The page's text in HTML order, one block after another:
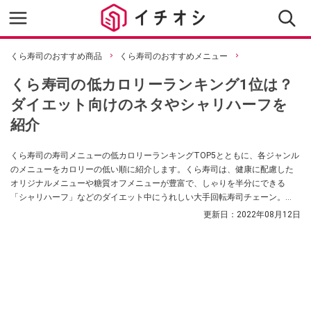
くら寿司のおすすめ商品 くら寿司のおすすめメニュー
くら寿司の低カロリーランキング1位は？
ダイエット向けのネタやシャリハーフを
紹介
くら寿司の寿司メニューの低カロリーランキングTOP5とともに、各ジャンル
のメニューをカロリーの低い順に紹介します。くら寿司は、健康に配慮した
オリジナルメニューや糖質オフメニューが豊富で、しゃりを半分にできる
「シャリハーフ」などのダイエット中にうれしい大手回転寿司チェーン。
100kcal以下の低カロリーなメニューも充実しているので、選び方次第でダイ
更新日： 2022年08月12日